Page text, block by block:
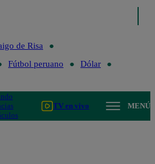
de Risa
Fútbol peruano
Dólar
TV en vivo MENÚ